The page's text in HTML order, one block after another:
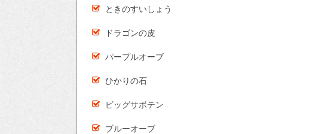
ときのすいしょう
ドラゴンの皮
パープルオーブ
ひかりの石
ビッグサボテン
ブルーオーブ